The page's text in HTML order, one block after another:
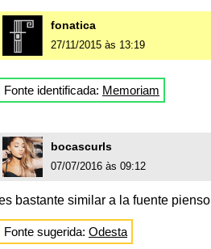
fonatica
27/11/2015 às 13:19
Fonte identificada: Memoriam
bocascurls
07/07/2016 às 09:12
bastante similar a la fuente pienso
Fonte sugerida: Odesta